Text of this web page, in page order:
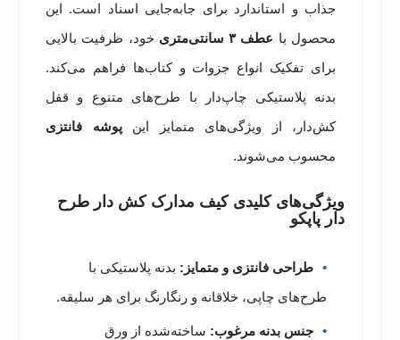
جذاب و استاندارد برای جابه‌جایی اسناد است. این
محصول با عطف ۳ سانتی‌متری
خود، ظرفیت بالایی
برای تفکیک انواع جزوات و کتاب‌ها فراهم می‌کند.
بدنه پلاستیکی چاپ‌دار با طرح‌های متنوع و قفل
کش‌دار، از ویژگی‌های متمایز اینپوشه فانتزی
محسوب می‌شوند.
ویژگی‌های کلیدی کیف مدارک کش دار طرح
دار پاپکو
طراحی فانتزی و متمایز: بدنه پلاستیکی با
طرح‌های چاپی، خلاقانه و رنگارنگ برای هر سلیقه.
جنس بدنه مرغوب: ساخته‌شده از ورق